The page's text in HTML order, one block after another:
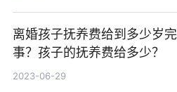
离婚孩子抚养费给到多少岁完
事？孩子的抚养费给多少？
2023-06-29